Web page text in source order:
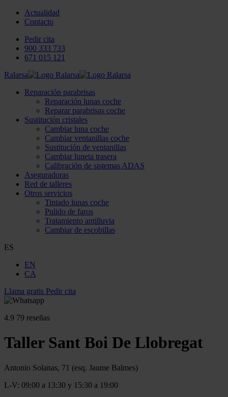
Actualidad
Contacto
Pedir cita
900 333 733
671 015 121
Ralarsa
Reparación parabrisas
Reparación lunas coche
Reparar parabrisas coche
Sustitución cristales
Cambiar luna coche
Cambiar ventanillas coche
Sustitución de ventanillas
Cambiar luneta trasera
Calibración de sistemas ADAS
Aseguradoras
Red de talleres
Otros servicios
Tintado lunas coche
Pulido de faros
Tratamiento antilluvia
Cambiar de escobillas
ES
EN
CA
Llama gratis Pedir cita
4.9 79 reseñas
Taller Sant Boi De Llobregat
Antonio Solanas, 71 (esq. Jaume Balmes)
L-V: 09:00 a 13:30 y 15:30 a 19:00